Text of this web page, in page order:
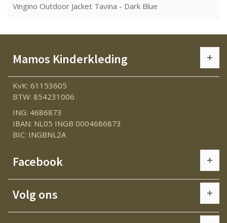
Vingino Outdoor Jacket Tavina - Dark Blue
Mamos Kinderkleding
KvK: 61153605
BTW: 854231006
ING: 4686873
IBAN: NL05 INGB 0004686873
BIC: INGBNL2A
Facebook
Volg ons